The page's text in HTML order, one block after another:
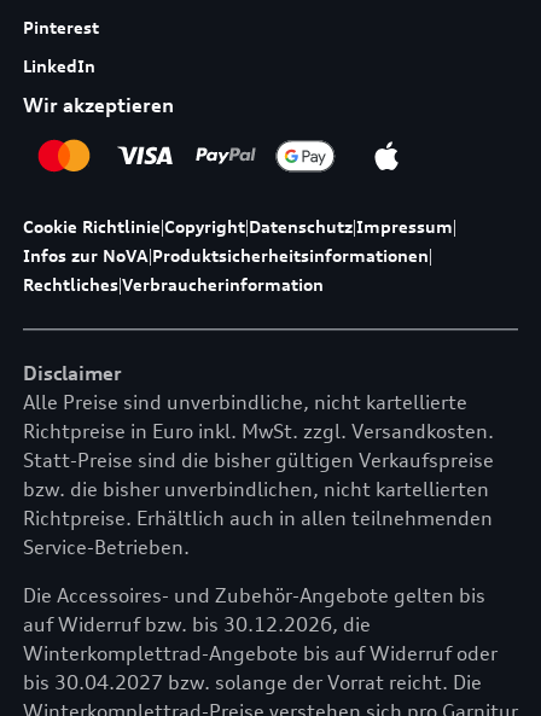
Pinterest
LinkedIn
Wir akzeptieren
Cookie Richtlinie|Copyright|Datenschutz|Impressum|
Infos zur NoVA|Produktsicherheitsinformationen|
Rechtliches|Verbraucherinformation
Disclaimer
Alle Preise sind unverbindliche, nicht kartellierte
Richtpreise in Euro inkl. MwSt. zzgl. Versandkosten.
Statt-Preise sind die bisher gültigen Verkaufspreise
bzw. die bisher unverbindlichen, nicht kartellierten
Richtpreise. Erhältlich auch in allen teilnehmenden
Service-Betrieben.
Die Accessoires- und Zubehör-Angebote gelten bis
auf Widerruf bzw. bis 30.12.2026, die
Winterkomplettrad-Angebote bis auf Widerruf oder
bis 30.04.2027 bzw. solange der Vorrat reicht. Die
Winterkomplettrad-Preise verstehen sich pro Garnitur